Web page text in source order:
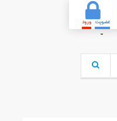
عضویت
-
ورود